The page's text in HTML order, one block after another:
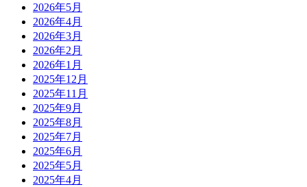
2026年5月
2026年4月
2026年3月
2026年2月
2026年1月
2025年12月
2025年11月
2025年9月
2025年8月
2025年7月
2025年6月
2025年5月
2025年4月